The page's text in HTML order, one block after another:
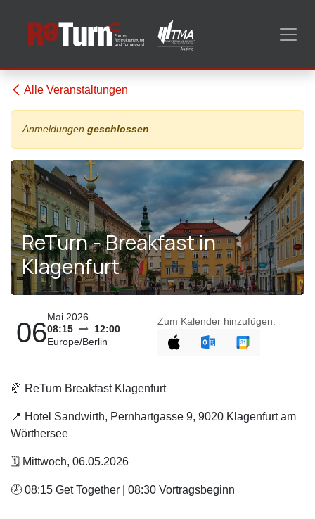
Alle Veranstaltungen
Anmeldungen geschlossen
ReTurn - Breakfast in
Klagenfurt
06Mai 2026
08:15
12:00
Europe/Berlin
Zum Kalender hinzufügen:
🥐 ReTurn Breakfast Klagenfurt
📍 Hotel Sandwirth, Pernhartgasse 9, 9020 Klagenfurt am
Wörthersee
🗓️ Mittwoch, 06.05.2026
🕗 08:15 Get Together | 08:30 Vortragsbeginn